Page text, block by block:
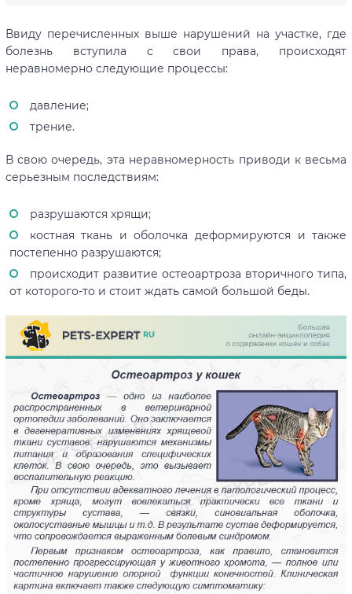
Ввиду перечисленных выше нарушений на участке, где
болезнь вступила с свои права, происходят
неравномерно следующие процессы:
давление;
трение.
В свою очередь, эта неравномерность приводи к весьма
серьезным последствиям:
разрушаются хрящи;
костная ткань и оболочка деформируются и также
постепенно разрушаются;
происходит развитие остеоартроза вторичного типа,
от которого-то и стоит ждать самой большой беды.